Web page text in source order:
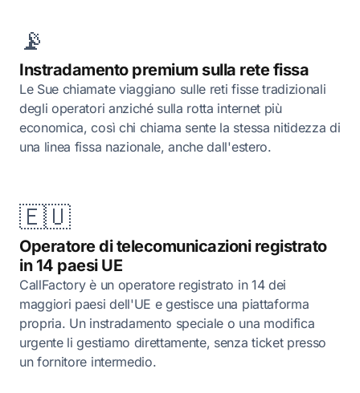
📡
Instradamento premium sulla rete fissa
Le Sue chiamate viaggiano sulle reti fisse tradizionali
degli operatori anziché sulla rotta internet più
economica, così chi chiama sente la stessa nitidezza di
una linea fissa nazionale, anche dall'estero.
🇪🇺
Operatore di telecomunicazioni registrato
in 14 paesi UE
CallFactory è un operatore registrato in 14 dei
maggiori paesi dell'UE e gestisce una piattaforma
propria. Un instradamento speciale o una modifica
urgente li gestiamo direttamente, senza ticket presso
un fornitore intermedio.